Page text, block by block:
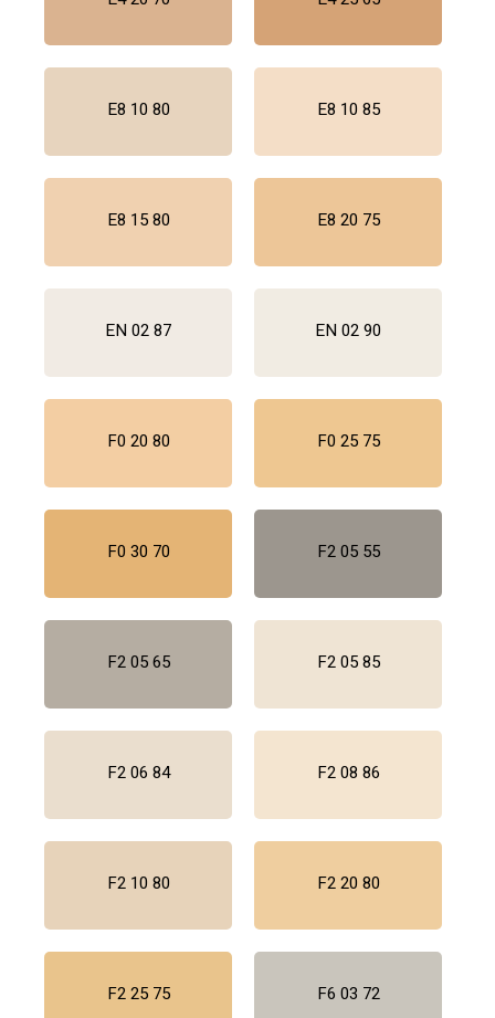
E8 10 80 E8 10 85
E8 15 80 E8 20 75
EN 02 87 EN 02 90
F0 20 80 F0 25 75
F0 30 70 F2 05 55
F2 05 65 F2 05 85
F2 06 84 F2 08 86
F2 10 80 F2 20 80
F2 25 75 F6 03 72